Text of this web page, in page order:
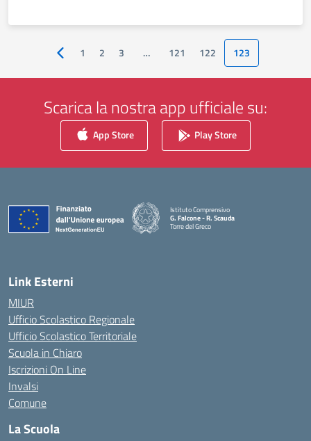
Pagina precedente
1 2 3 … 121 122 123
Scarica la nostra app ufficiale su:
App Store Play Store
Istituto Comprensivo
G. Falcone - R. Scauda
Torre del Greco
Link Esterni
MIUR
Ufficio Scolastico Regionale
Ufficio Scolastico Territoriale
Scuola in Chiaro
Iscrizioni On Line
Invalsi
Comune
La Scuola